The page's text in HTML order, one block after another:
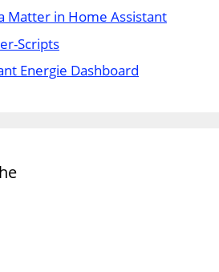
Matter in Home Assistant
Scripts
Energie Dashboard